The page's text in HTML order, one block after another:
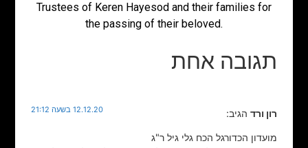
Trustees of Keren Hayesod and their families for
the passing of their beloved.
תגובה אחת
רון ורד הגיב: 12.12.20 בשעה 21:12
מועדון הכדורגל הכח גלי גיל ר"ג